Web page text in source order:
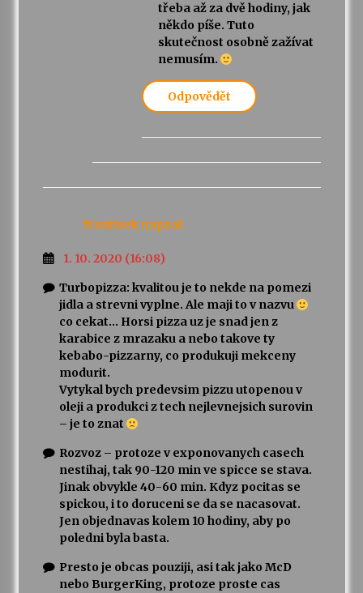
třeba až za dvě hodiny, jak
někdo píše. Tuto
skutečnost osobně zažívat
nemusím.
Odpovědět
frantisek napsal:
1. 10. 2020 (16:08)
Turbopizza: kvalitou je to nekde na pomezi
jidla a strevni vyplne. Ale maji to v nazvu
co cekat… Horsi pizza uz je snad jen z
karabice z mrazaku a nebo takove ty
kebabo-pizzarny, co produkuji mekceny
modurit.
Vytykal bych predevsim pizzu utopenou v
oleji a produkci z tech nejlevnejsich surovin
– je to znat
Rozvoz – protoze v exponovanych casech
nestihaj, tak 90-120 min ve spicce se stava.
Jinak obvykle 40-60 min. Kdyz pocitas se
spickou, i to doruceni se da se nacasovat.
Jen objednavas kolem 10 hodiny, aby po
poledni byla basta.
Presto je obcas pouziji, asi tak jako McD
nebo BurgerKing, protoze proste cas